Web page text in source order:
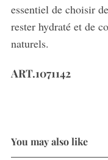
essentiel de choisir
rester hydraté et de
naturels.
ART.1071142
You may also like